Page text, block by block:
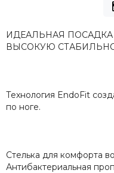
ИДЕАЛЬНАЯ
ВЫСОКУЮ
Технология EndoFit
по ноге.
Стелька для комфорта
Антибактериальная